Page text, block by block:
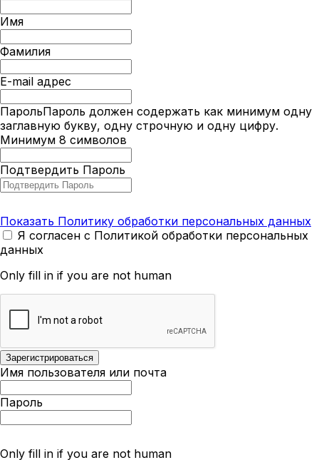
Имя
Фамилия
E-mail адрес
ПарольПароль должен содержать как минимум одну
заглавную букву, одну строчную и одну цифру.
Минимум 8 символов
Подтвердить Пароль
Показать Политику обработки персональных данных
Я согласен с Политикой обработки персональных
данных
Only fill in if you are not human
Имя пользователя или почта
Пароль
Only fill in if you are not human